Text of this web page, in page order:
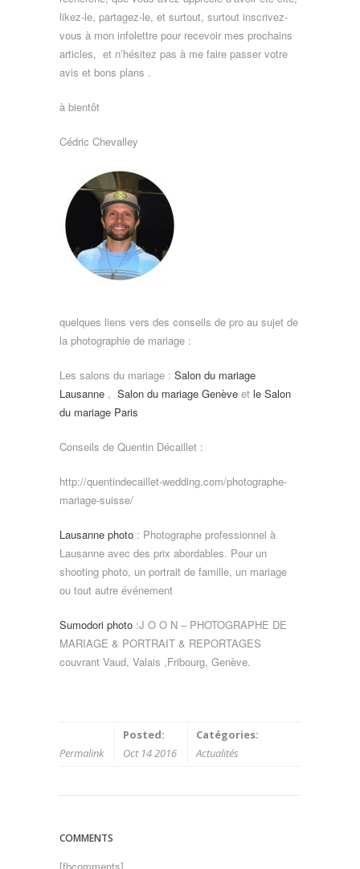
likez-le, partagez-le, et surtout, surtout inscrivez-
vous à mon infolettre pour recevoir mes prochains
articles, et n’hésitez pas à me faire passer votre
avis et bons plans .
à bientôt
Cédric Chevalley
quelques liens vers des conseils de pro au sujet de
la photographie de mariage :
Les salons du mariage : Salon du mariage
Lausanne , Salon du mariage Genève et le Salon
du mariage Paris
Conseils de Quentin Décaillet :
http://quentindecaillet-wedding.com/photographe-
mariage-suisse/
Lausanne photo : Photographe professionnel à
Lausanne avec des prix abordables. Pour un
shooting photo, un portrait de famille, un mariage
ou tout autre événement
Sumodori photo :J O O N – PHOTOGRAPHE DE
MARIAGE & PORTRAIT & REPORTAGES
couvrant Vaud, Valais ,Fribourg, Genève.
Permalink
Posted:
Oct 14 2016
Catégories:
Actualités
COMMENTS